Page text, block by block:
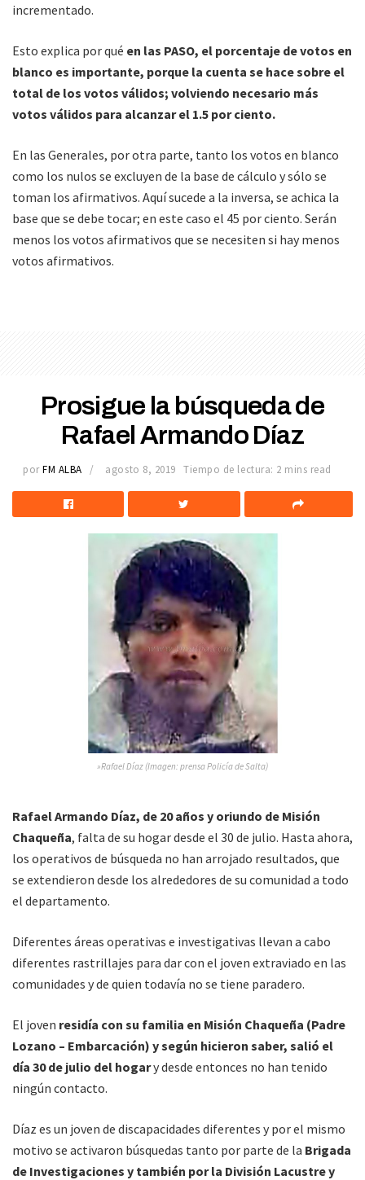
incrementado.
Esto explica por qué en las PASO, el porcentaje de votos en
blanco es importante, porque la cuenta se hace sobre el
total de los votos válidos; volviendo necesario más
votos válidos para alcanzar el 1.5 por ciento.
En las Generales, por otra parte, tanto los votos en blanco
como los nulos se excluyen de la base de cálculo y sólo se
toman los afirmativos. Aquí sucede a la inversa, se achica la
base que se debe tocar; en este caso el 45 por ciento. Serán
menos los votos afirmativos que se necesiten si hay menos
votos afirmativos.
Prosigue la búsqueda de
Rafael Armando Díaz
por FM ALBA agosto 8, 2019 Tiempo de lectura: 2 mins read
»Rafael Díaz (Imagen: prensa Policía de Salta)
Rafael Armando Díaz, de 20 años y oriundo de Misión
Chaqueña, falta de su hogar desde el 30 de julio. Hasta ahora,
los operativos de búsqueda no han arrojado resultados, que
se extendieron desde los alrededores de su comunidad a todo
el departamento.
Diferentes áreas operativas e investigativas llevan a cabo
diferentes rastrillajes para dar con el joven extraviado en las
comunidades y de quien todavía no se tiene paradero.
El joven residía con su familia en Misión Chaqueña (Padre
Lozano – Embarcación) y según hicieron saber, salió el
día 30 de julio del hogary desde entonces no han tenido
ningún contacto.
Díaz es un joven de discapacidades diferentes y por el mismo
motivo se activaron búsquedas tanto por parte de la Brigada
de Investigaciones y también por la División Lacustre y